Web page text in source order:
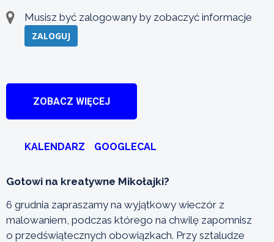
Musisz być zalogowany by zobaczyć informacje
ZALOGUJ
ZOBACZ WIĘCEJ
KALENDARZ GOOGLECAL
Gotowi na kreatywne Mikołajki?
6 grudnia zapraszamy na wyjątkowy wieczór z
malowaniem, podczas którego na chwilę zapomnisz
o przedświątecznych obowiązkach. Przy sztaludze